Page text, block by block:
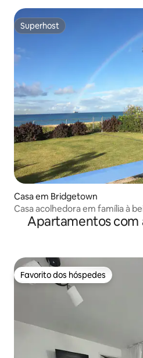
Superhost
Superhost
Casa em Bridgetown
Casa acolhedora em família à
Apartamentos com
Favorito dos hóspedes
Favorito dos hóspedes